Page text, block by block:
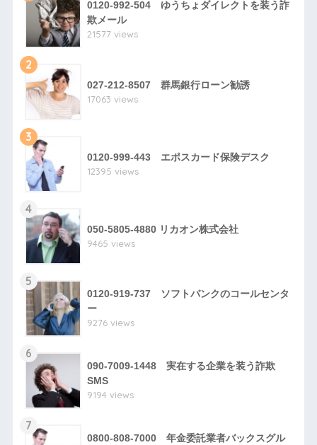
0120-992-504 ゆうちょダイレクトを装う詐
欺メール
21577 views
2
027-212-8507 群馬銀行ローン勧誘
17063 views
3
0120-999-443 エポスカード保険デスク
12395 views
4
050-5805-4880 リカオン株式会社
9465 views
5
0120-919-737 ソフトバンクのコールセンタ
ー
9276 views
6
090-7009-1448 実在する企業を装う詐欺
SMS
9194 views
7
0800-808-7000 年金委託業者バックスグル